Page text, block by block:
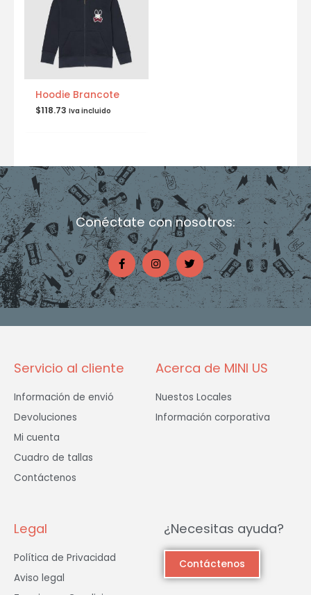
Hoodie Brancote
$118.73 Iva incluido
Conéctate con nosotros:
F
a
c
e
b
o
o
I
n
s
t
a
g
r
T
w
i
t
t
e
Servicio al cliente
Información de envió
Devoluciones
Mi cuenta
Cuadro de tallas
Contáctenos
Acerca de MINI US
Nuestos Locales
Información corporativa
Legal
Política de Privacidad
Aviso legal
¿Necesitas ayuda?
Contáctenos